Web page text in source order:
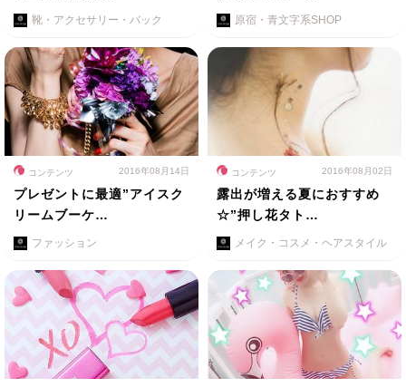
靴・アクセサリー・バック 原宿・青文字系SHOP
コンテンツ 2016年08月14日
プレゼントに最適”アイスク
リームブーケ…
ファッション
コンテンツ 2016年08月02日
露出が増える夏におすすめ
☆”押し花タト…
メイク・コスメ・ヘアスタイル